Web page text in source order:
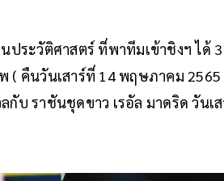
ระวัติศาสตร์ ที่พาทีมเข้าชิงฯ ได้
คืนวันเสาร์ที่ 14 พฤษภาคม 2565
บ ราชันชุดขาว เรอัล มาดริด วันเ